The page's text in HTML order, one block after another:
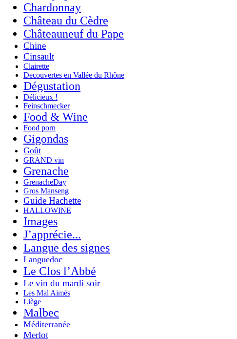
Chardonnay
Château du Cèdre
Châteauneuf du Pape
Chine
Cinsault
Clairette
Decouvertes en Vallée du Rhône
Dégustation
Délicieux !
Feinschmecker
Food & Wine
Food porn
Gigondas
Goût
GRAND vin
Grenache
GrenacheDay
Gros Manseng
Guide Hachette
HALLOWINE
Images
J’apprécie...
Langue des signes
Languedoc
Le Clos l’Abbé
Le vin du mardi soir
Les Mal Aimés
Liège
Malbec
Méditerranée
Merlot